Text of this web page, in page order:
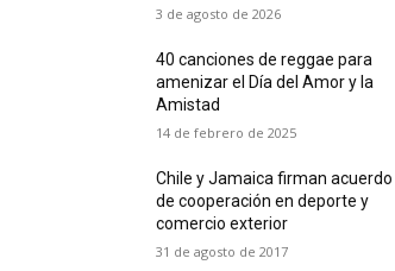
3 de agosto de 2026
40 canciones de reggae para
amenizar el Día del Amor y la
Amistad
14 de febrero de 2025
Chile y Jamaica firman acuerdo
de cooperación en deporte y
comercio exterior
31 de agosto de 2017